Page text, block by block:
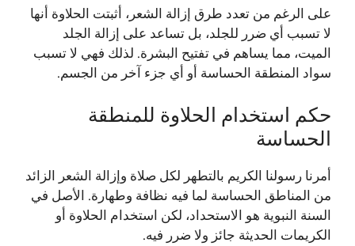
على الرغم من تعدد طرق إزالة الشعر، أثبتت الحلاوة أنها
لا تسبب أي ضرر للجلد، بل تساعد على إزالة الجلد
الميت، مما يساهم في تفتيح البشرة. لذلك فهي لا تسبب
سواد المنطقة الحساسة أو أي جزء آخر من الجسم.
حكم استخدام الحلاوة للمنطقة
الحساسة
أمرنا رسولنا الكريم بالتطهر لكل صلاة وإزالة الشعر الزائد
من المناطق الحساسة لما فيه نظافة وطهارة. الأصل في
السنة النبوية هو الاستحداد، لكن استخدام الحلاوة أو
الكريمات الحديثة جائز ولا ضرر فيه.